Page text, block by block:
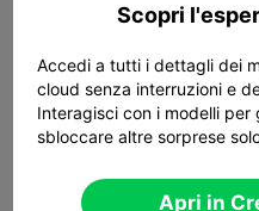
Scopri
Accedi a tutti i dettagli dei
cloud senza interruzioni e
Interagisci con i modelli
sbloccare altre sorprese
Apri in